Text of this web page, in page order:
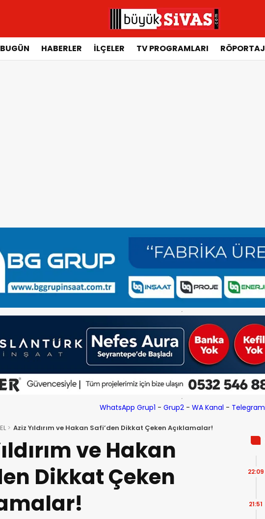
BUGÜN HABERLER İLÇELER TV PROGRAMLARI RÖPORTAJ
WhatsApp Grup1 - Grup2- WA Kanal - Telegram
Aziz Yıldırım ve Hakan Safi’den Dikkat Çeken Açıklamalar!
ve Hakan
Dikkat Çeken
22:09
21:51